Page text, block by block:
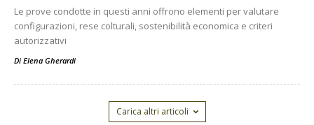
Le prove condotte in questi anni offrono elementi per valutare
configurazioni, rese colturali, sostenibilità economica e criteri
autorizzativi
Di Elena Gherardi
Carica altri articoli